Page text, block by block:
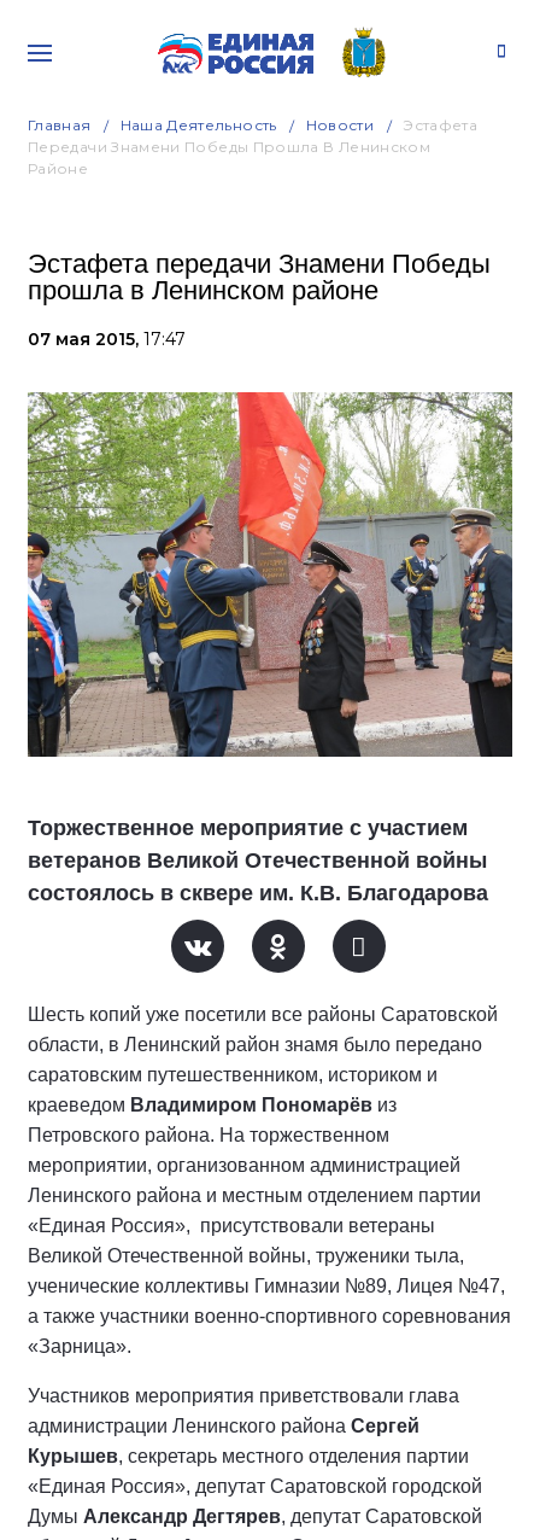
Главная Наша Деятельность Новости
Эстафета
Передачи Знамени Победы Прошла В Ленинском
Районе
Эстафета передачи Знамени Победы
прошла в Ленинском районе
07 мая 2015, 17:47
Торжественное мероприятие с участием
ветеранов Великой Отечественной войны
состоялось в сквере им. К.В. Благодарова
Шесть копий уже посетили все районы Саратовской
области, в Ленинский район знамя было передано
саратовским путешественником, историком и
краеведом Владимиром Пономарёв из
Петровского района. На торжественном
мероприятии, организованном администрацией
Ленинского района и местным отделением партии
«Единая Россия», присутствовали ветераны
Великой Отечественной войны, труженики тыла,
ученические коллективы Гимназии №89, Лицея №47,
а также участники военно-спортивного соревнования
«Зарница».
Участников мероприятия приветствовали глава
администрации Ленинского района Сергей
Курышев, секретарь местного отделения партии
«Единая Россия», депутат Саратовской городской
Думы Александр Дегтярев, депутат Саратовской